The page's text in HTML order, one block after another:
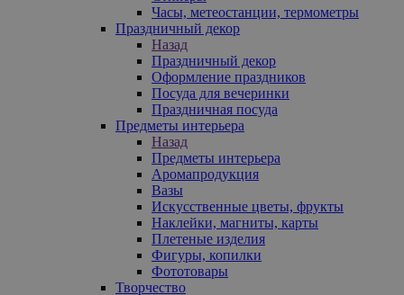
Часы, метеостанции, термометры
Праздничный декор
Назад
Праздничный декор
Оформление праздников
Посуда для вечеринки
Праздничная посуда
Предметы интерьера
Назад
Предметы интерьера
Аромапродукция
Вазы
Искусственные цветы, фрукты
Наклейки, магниты, карты
Плетеные изделия
Фигуры, копилки
Фототовары
Творчество